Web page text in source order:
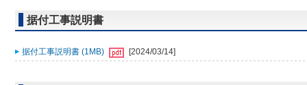
据付工事説明書
据付工事説明書 (1MB) [2024/03/14]